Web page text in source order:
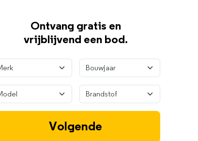
Ontvang gratis en
vrijblijvend een bod.